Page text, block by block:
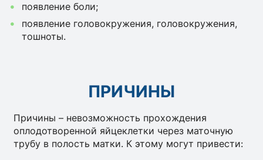
появление боли;
появление головокружения, головокружения,
тошноты.
ПРИЧИНЫ
Причины – невозможность прохождения
оплодотворенной яйцеклетки через маточную
трубу в полость матки. К этому могут привести: